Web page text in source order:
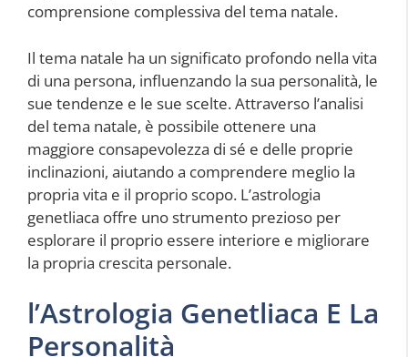
comprensione complessiva del tema natale.
Il tema natale ha un significato profondo nella vita
di una persona, influenzando la sua personalità, le
sue tendenze e le sue scelte. Attraverso l’analisi
del tema natale, è possibile ottenere una
maggiore consapevolezza di sé e delle proprie
inclinazioni, aiutando a comprendere meglio la
propria vita e il proprio scopo. L’astrologia
genetliaca offre uno strumento prezioso per
esplorare il proprio essere interiore e migliorare
la propria crescita personale.
l’Astrologia Genetliaca E La
Personalità